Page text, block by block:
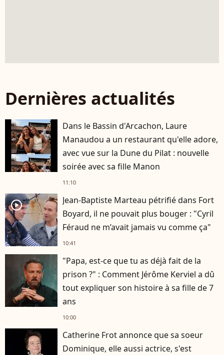
Dernières actualités
Dans le Bassin d'Arcachon, Laure
Manaudou a un restaurant qu'elle adore,
avec vue sur la Dune du Pilat : nouvelle
soirée avec sa fille Manon
11:10
player2
Jean-Baptiste Marteau pétrifié dans Fort
Boyard, il ne pouvait plus bouger : "Cyril
Féraud ne m’avait jamais vu comme ça"
10:41
"Papa, est-ce que tu as déjà fait de la
prison ?" : Comment Jérôme Kerviel a dû
tout expliquer son histoire à sa fille de 7
ans
10:00
Catherine Frot annonce que sa soeur
Dominique, elle aussi actrice, s'est